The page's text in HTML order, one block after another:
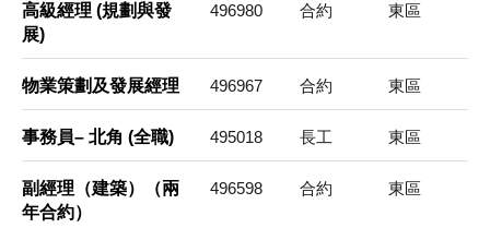
高級經理 (規劃與發
展)
496980 合約 東區
物業策劃及發展經理 496967 合約 東區
事務員– 北角 (全職) 495018 長工 東區
副經理（建築）（兩
年合約）
496598 合約 東區